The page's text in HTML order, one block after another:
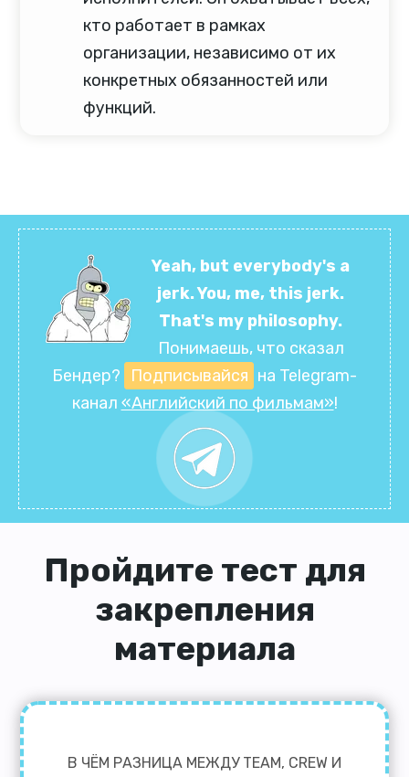
кто работает в рамках
организации, независимо от их
конкретных обязанностей или
функций.
Yeah, but everybody's a
jerk. You, me, this jerk.
That's my philosophy.
Понимаешь, что сказал
Бендер?
Подписывайся на Telegram-
канал «Английский по фильмам»!
Пройдите тест для
закрепления
материала
В ЧЁМ РАЗНИЦА МЕЖДУ TEAM, CREW И